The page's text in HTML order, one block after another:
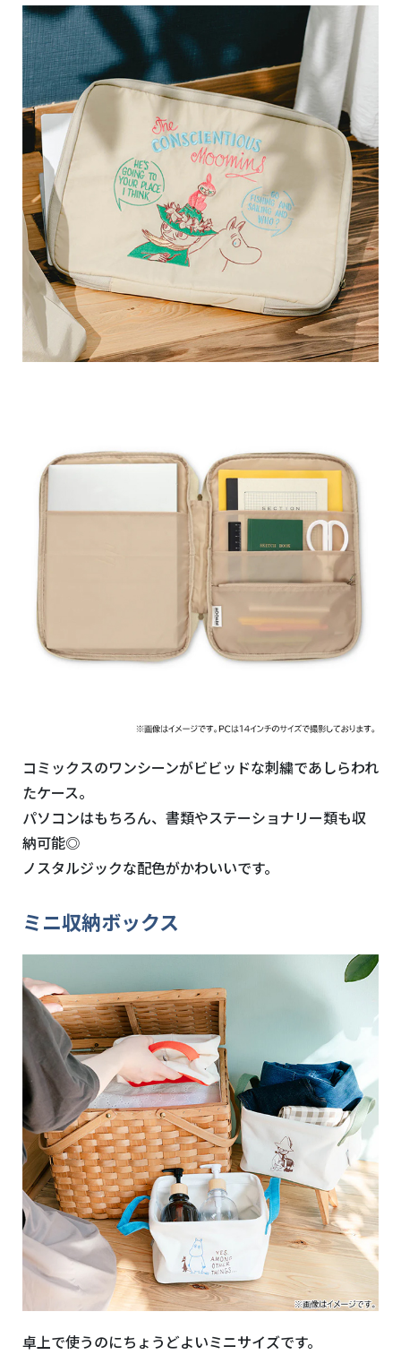
コミックスのワンシーンがビビッドな刺繍であしらわれ
たケース。
パソコンはもちろん、書類やステーショナリー類も収
納可能◎
ノスタルジックな配色がかわいいです。
ミニ収納ボックス
卓上で使うのにちょうどよいミニサイズです。